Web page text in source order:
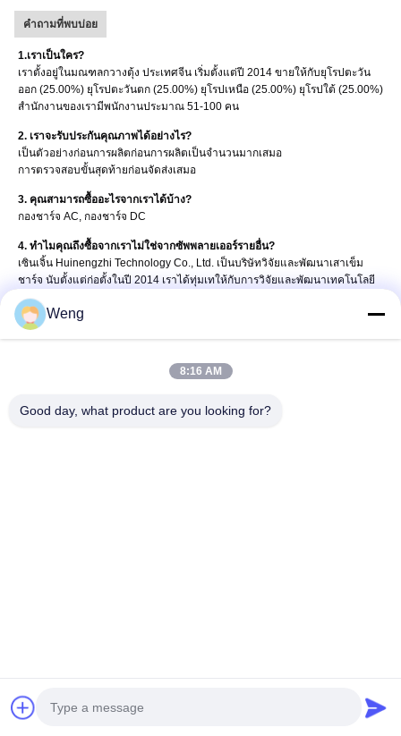
คำถามที่พบบ่อย
1.เราเป็นใคร?
เราตั้งอยู่ในมณฑลกวางตุ้ง ประเทศจีน เริ่มตั้งแต่ปี 2014 ขายให้กับยุโรปตะวัน
ออก (25.00%) ยุโรปตะวันตก (25.00%) ยุโรปเหนือ (25.00%) ยุโรปใต้ (25.00%)
สำนักงานของเรามีพนักงานประมาณ 51-100 คน
2. เราจะรับประกันคุณภาพได้อย่างไร?
เป็นตัวอย่างก่อนการผลิตก่อนการผลิตเป็นจำนวนมากเสมอ
การตรวจสอบขั้นสุดท้ายก่อนจัดส่งเสมอ
3. คุณสามารถซื้ออะไรจากเราได้บ้าง?
กองชาร์จ AC, กองชาร์จ DC
4. ทำไมคุณถึงซื้อจากเราไม่ใช่จากซัพพลายเออร์รายอื่น?
เซินเจิ้น Huinengzhi Technology Co., Ltd. เป็นบริษัทวิจัยและพัฒนาเสาเข็ม
ชาร์จ นับตั้งแต่ก่อตั้งในปี 2014 เราได้ทุ่มเทให้กับการวิจัยและพัฒนาเทคโนโลยี
การชาร์จ การผลิตสถานีชาร์จ AC และ DC
5. เราสามารถให้บริการอะไรได้บ้าง?
เงื่อนไขการจัดส่งที่ยอมรับ: -;
Weng
8:16 AM
Good day, what product are you looking for?